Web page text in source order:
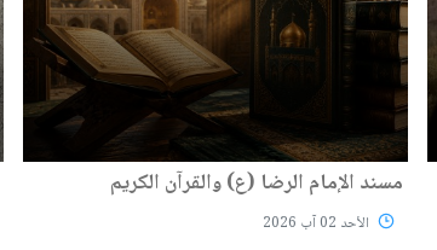
مسند الإمام الرضا (ع) والقرآن الكريم
الأحد 02 آب 2026